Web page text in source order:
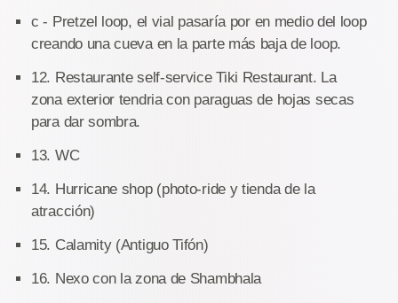
c - Pretzel loop, el vial pasaría por en medio del loop
creando una cueva en la parte más baja de loop.
12. Restaurante self-service Tiki Restaurant. La
zona exterior tendria con paraguas de hojas secas
para dar sombra.
13. WC
14. Hurricane shop (photo-ride y tienda de la
atracción)
15. Calamity (Antiguo Tifón)
16. Nexo con la zona de Shambhala